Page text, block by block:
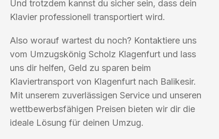
Und trotzdem kannst du sicher sein, dass dein
Klavier professionell transportiert wird.
Also worauf wartest du noch? Kontaktiere uns
vom Umzugskönig Scholz Klagenfurt und lass
uns dir helfen, Geld zu sparen beim
Klaviertransport von Klagenfurt nach Balikesir.
Mit unserem zuverlässigen Service und unseren
wettbewerbsfähigen Preisen bieten wir dir die
ideale Lösung für deinen Umzug.